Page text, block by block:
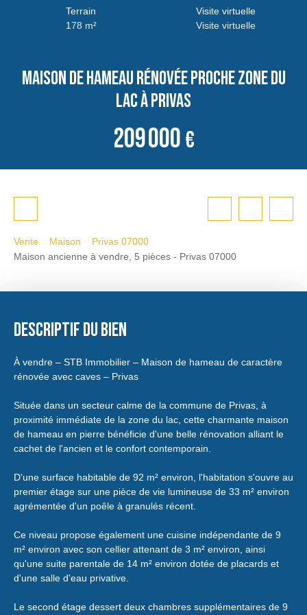
Terrain
178 m²
Visite virtuelle
Visite virtuelle
Maison de hameau rénovée proche zone du
lac à Privas
209 000 €
Vente Maison
Privas 07000
Maison ancienne à vendre, 5 pièces - Privas 07000
Descriptif du bien
À vendre – STB Immobilier – Maison de hameau de caractère
rénovée avec caves – Privas
Située dans un secteur calme de la commune de Privas, à
proximité immédiate de la zone du lac, cette charmante maison
de hameau en pierre bénéficie d'une belle rénovation alliant le
cachet de l'ancien et le confort contemporain.
D'une surface habitable de 92 m² environ, l'habitation s'ouvre au
premier étage sur une pièce de vie lumineuse de 33 m² environ
agrémentée d'un poêle à granulés récent.
Ce niveau propose également une cuisine indépendante de 9
m² environ avec son cellier attenant de 3 m² environ, ainsi
qu'une suite parentale de 14 m² environ dotée de placards et
d'une salle d'eau privative.
Le second étage dessert deux chambres supplémentaires de 9